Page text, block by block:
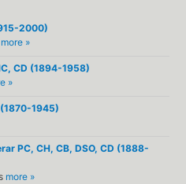
2000)
more »
CD (1894-1958)
»
(1870-1945)
PC, CH, CB, DSO, CD (1888-
more »